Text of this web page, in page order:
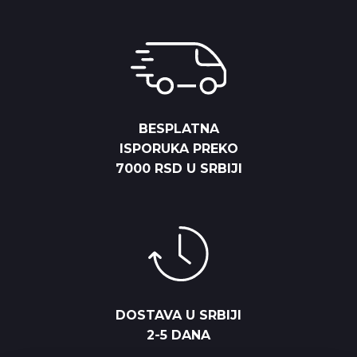
BESPLATNA
ISPORUKA PREKO
7000 RSD U SRBIJI
DOSTAVA U SRBIJI
2-5 DANA